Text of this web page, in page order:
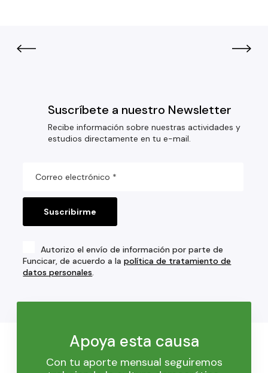
Suscríbete a nuestro Newsletter
Recibe información sobre nuestras actividades y
estudios directamente en tu e-mail.
Autorizo el envío de información por parte de
Funcicar, de acuerdo a lapolítica de tratamiento de
datos personales
Apoya esta causa
Con tu aporte mensual seguiremos